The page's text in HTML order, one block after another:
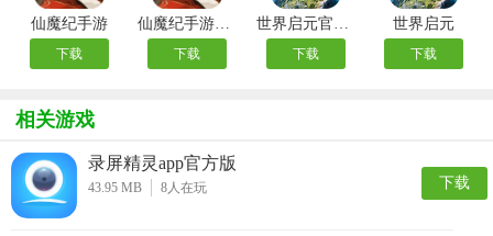
仙魔纪手游
下载
仙魔纪手游官方版
下载
世界启元官方版
下载
世界启元
下载
相关游戏
录屏精灵app官方版
43.95 MB 8人在玩 下载